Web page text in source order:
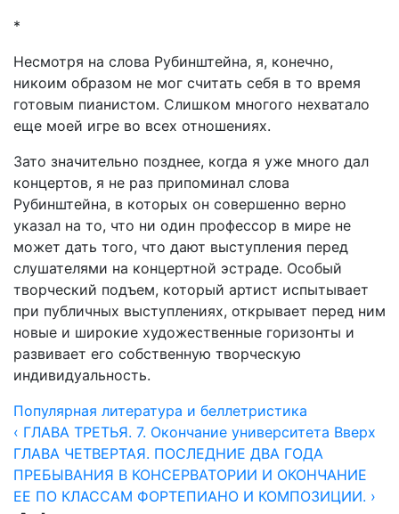
*
Несмотря на слова Рубинштейна, я, конечно,
никоим образом не мог считать себя в то время
готовым пианистом. Слишком многого нехватало
еще моей игре во всех отношениях.
Зато значительно позднее, когда я уже много дал
концертов, я не раз припоминал слова
Рубинштейна, в которых он совершенно верно
указал на то, что ни один профессор в мире не
может дать того, что дают выступления перед
слушателями на концертной эстраде. Особый
творческий подъем, который артист испытывает
при публичных выступлениях, открывает перед ним
новые и широкие художественные горизонты и
развивает его собственную творческую
индивидуальность.
Популярная литература и беллетристика
‹ ГЛАВА ТРЕТЬЯ. 7. Окончание университета Вверх
ГЛАВА ЧЕТВЕРТАЯ. ПОСЛЕДНИЕ ДВА ГОДА
ПРЕБЫВАНИЯ В КОНСЕРВАТОРИИ И ОКОНЧАНИЕ
ЕЕ ПО КЛАССАМ ФОРТЕПИАНО И КОМПОЗИЦИИ. ›